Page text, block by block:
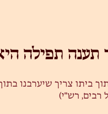
תענה תפילה
ביתו צריך שיערבנו
רש"י)